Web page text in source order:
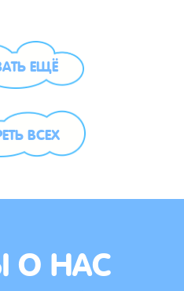
ЕЩЁ
ВСЕХ
О НАС